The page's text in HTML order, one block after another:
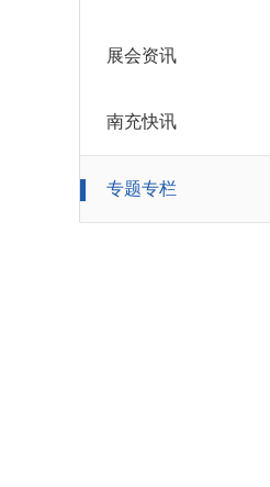
展会资讯
南充快讯
专题专栏